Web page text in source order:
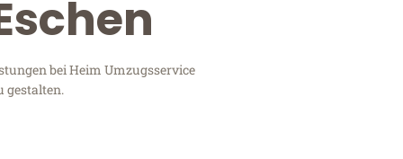
bei Heim Umzugsservice
gestalten.